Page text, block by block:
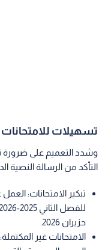
تسهيلات للامتحانات
وشدد التعميم على ضرورة
التأكد من الرسالة النصية
تبكير الامتحانات: العمل
حزيران 2026.
الامتحانات غير